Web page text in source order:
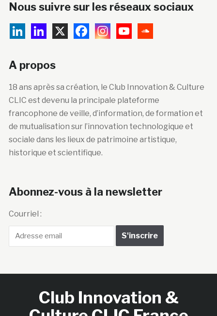
Nous suivre sur les réseaux sociaux
A propos
18 ans après sa création, le Club Innovation & Culture
CLIC est devenu la principale plateforme
francophone de veille, d’information, de formation et
de mutualisation sur l’innovation technologique et
sociale dans les lieux de patrimoine artistique,
historique et scientifique.
Abonnez-vous à la newsletter
Courriel :
Club Innovation &